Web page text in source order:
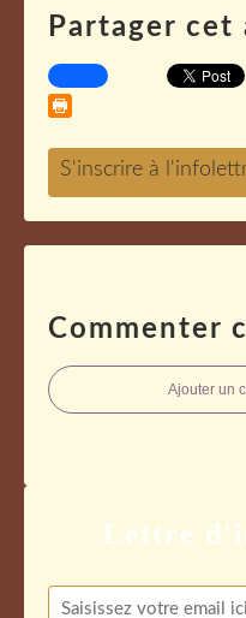
Partager cet
Commenter
Ajouter un